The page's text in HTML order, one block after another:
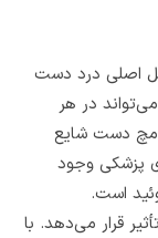
اصلی درد دست
در هر
مچ دست شایع
دنیای پزشکی وجود
است.
قرار می‌دهد. با